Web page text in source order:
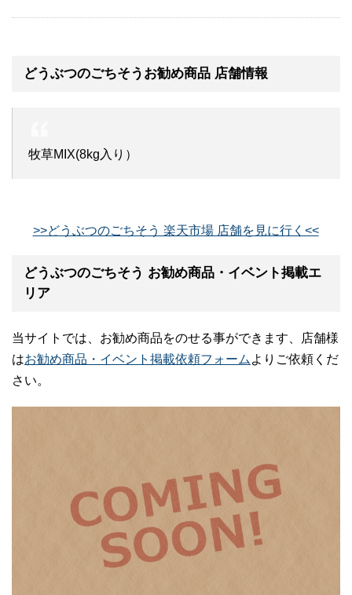
どうぶつのごちそうお勧め商品 店舗情報
牧草MIX(8kg入り）
>>どうぶつのごちそう 楽天市場 店舗を見に行く<<
どうぶつのごちそう お勧め商品・イベント掲載エ
リア
当サイトでは、お勧め商品をのせる事ができます、店舗様
はお勧め商品・イベント掲載依頼フォーム よりご依頼くだ
さい。